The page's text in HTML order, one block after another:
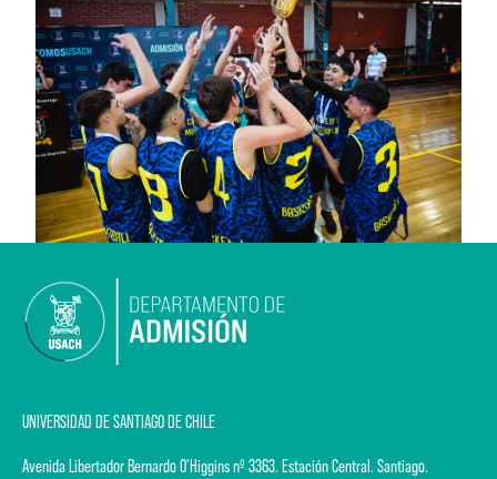
UNIVERSIDAD DE SANTIAGO DE CHILE
Avenida Libertador Bernardo O'Higgins nº 3363. Estación Central. Santiago.